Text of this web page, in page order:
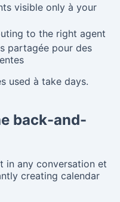
visible only à your
to the right agent
partagée pour des
used à take days.
back-and-
in any conversation et
creating calendar